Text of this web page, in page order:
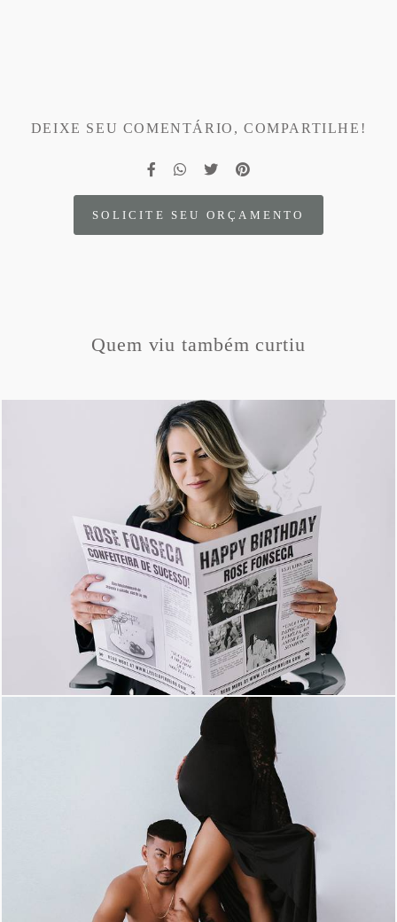
DEIXE SEU COMENTÁRIO, COMPARTILHE!
SOLICITE SEU ORÇAMENTO
Quem viu também curtiu
44 20
956 14